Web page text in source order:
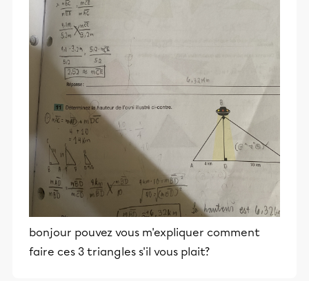
bonjour pouvez vous m'expliquer comment
faire ces 3 triangles s'il vous plait?